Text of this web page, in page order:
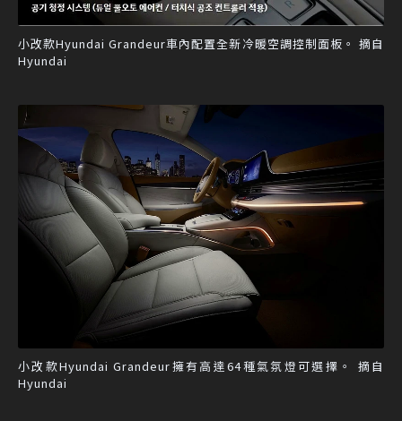
小改款Hyundai Grandeur車內配置全新冷暖空調控制面板。 摘自
Hyundai
小改款Hyundai Grandeur擁有高達64種氣氛燈可選擇。 摘自
Hyundai